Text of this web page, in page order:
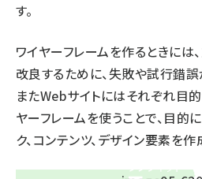
す。
ワイヤーフレームを作るときには
改良するために、失敗や試行錯誤
またWebサイトにはそれぞれ目
ヤーフレームを使うことで、目的
ク、コンテンツ、デザイン要素を作